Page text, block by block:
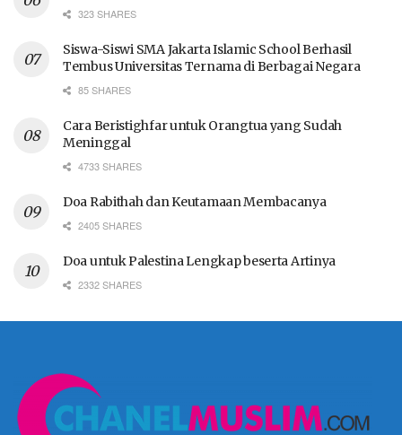
323 SHARES
Siswa-Siswi SMA Jakarta Islamic School Berhasil
Tembus Universitas Ternama di Berbagai Negara
85 SHARES
Cara Beristighfar untuk Orangtua yang Sudah
Meninggal
4733 SHARES
Doa Rabithah dan Keutamaan Membacanya
2405 SHARES
Doa untuk Palestina Lengkap beserta Artinya
2332 SHARES